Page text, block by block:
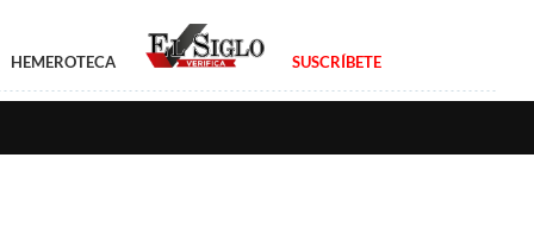
HEMEROTECA SUSCRÍBETE